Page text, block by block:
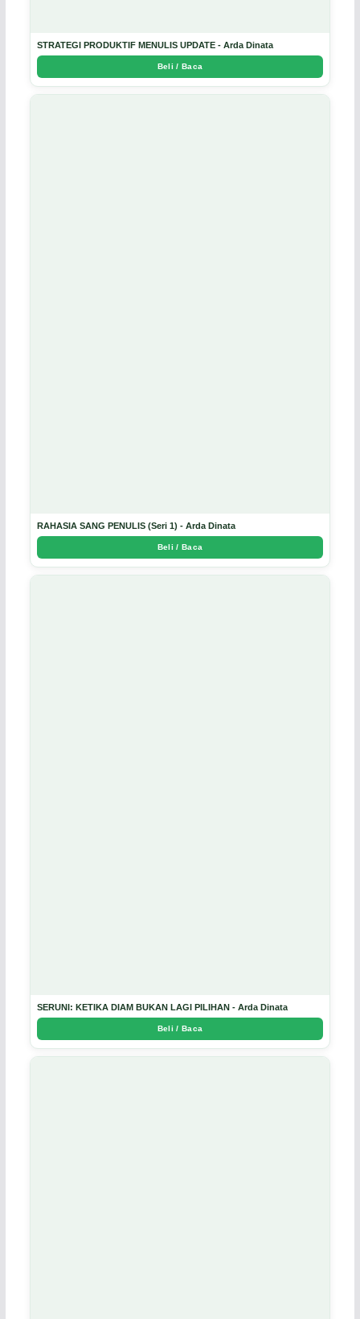
STRATEGI PRODUKTIF MENULIS UPDATE - Arda Dinata
Beli / Baca
RAHASIA SANG PENULIS (Seri 1) - Arda Dinata
Beli / Baca
SERUNI: KETIKA DIAM BUKAN LAGI PILIHAN - Arda Dinata
Beli / Baca